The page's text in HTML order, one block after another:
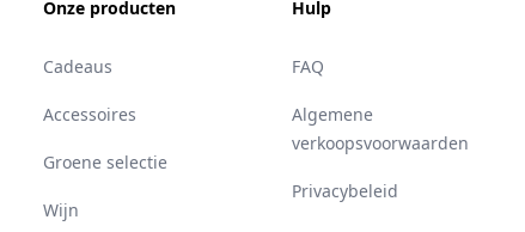
Onze producten
Cadeaus
Accessoires
Groene selectie
Wijn
Hulp
FAQ
Algemene
verkoopsvoorwaarden
Privacybeleid